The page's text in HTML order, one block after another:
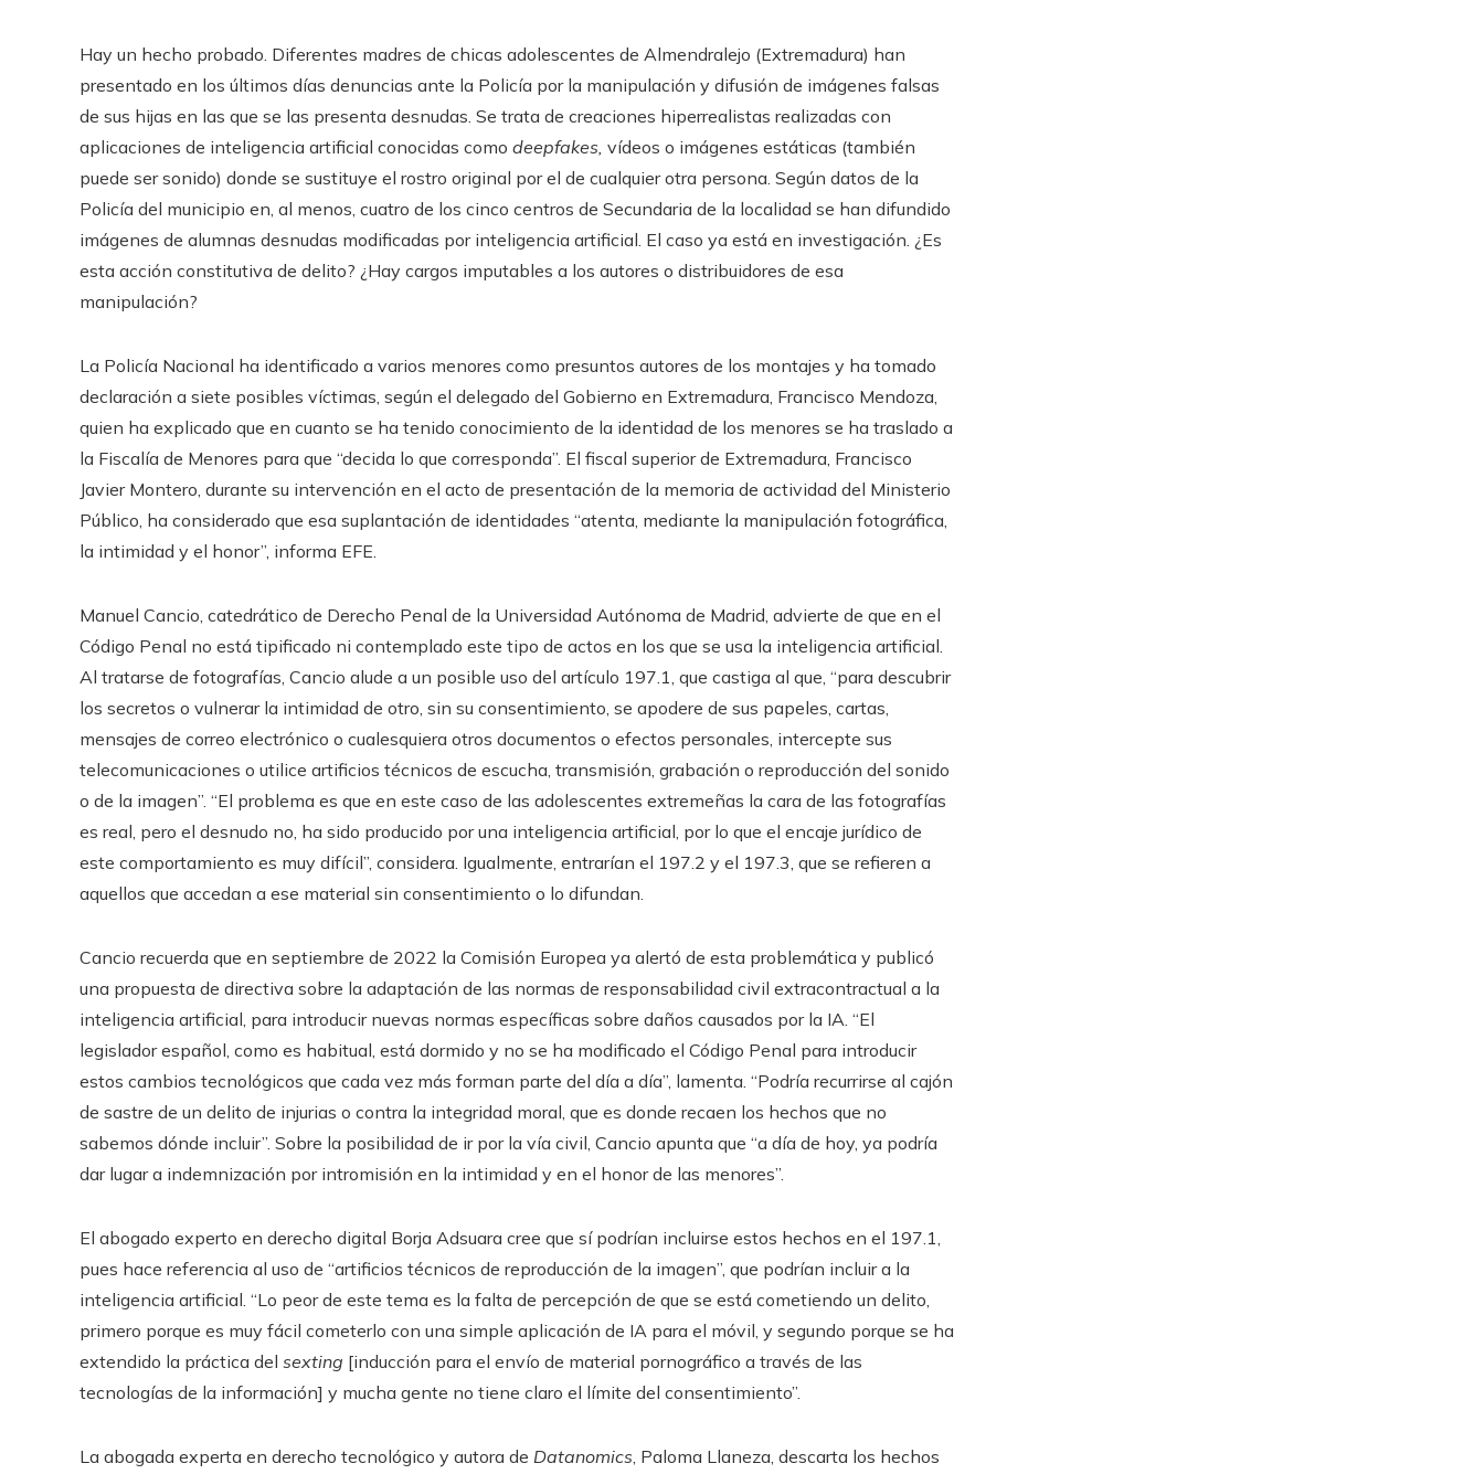
Hay un hecho probado. Diferentes madres de chicas adolescentes de Almendralejo (Extremadura) han
presentado en los últimos días denuncias ante la Policía por la manipulación y difusión de imágenes falsas
de sus hijas en las que se las presenta desnudas. Se trata de creaciones hiperrealistas realizadas con
aplicaciones de inteligencia artificial conocidas como deepfakes, vídeos o imágenes estáticas (también
puede ser sonido) donde se sustituye el rostro original por el de cualquier otra persona. Según datos de la
Policía del municipio en, al menos, cuatro de los cinco centros de Secundaria de la localidad se han difundido
imágenes de alumnas desnudas modificadas por inteligencia artificial. El caso ya está en investigación. ¿Es
esta acción constitutiva de delito? ¿Hay cargos imputables a los autores o distribuidores de esa
manipulación?
La Policía Nacional ha identificado a varios menores como presuntos autores de los montajes y ha tomado
declaración a siete posibles víctimas, según el delegado del Gobierno en Extremadura, Francisco Mendoza,
quien ha explicado que en cuanto se ha tenido conocimiento de la identidad de los menores se ha traslado a
la Fiscalía de Menores para que “decida lo que corresponda”. El fiscal superior de Extremadura, Francisco
Javier Montero, durante su intervención en el acto de presentación de la memoria de actividad del Ministerio
Público, ha considerado que esa suplantación de identidades “atenta, mediante la manipulación fotográfica,
la intimidad y el honor”, informa EFE.
Manuel Cancio, catedrático de Derecho Penal de la Universidad Autónoma de Madrid, advierte de que en el
Código Penal no está tipificado ni contemplado este tipo de actos en los que se usa la inteligencia artificial.
Al tratarse de fotografías, Cancio alude a un posible uso del artículo 197.1, que castiga al que, “para descubrir
los secretos o vulnerar la intimidad de otro, sin su consentimiento, se apodere de sus papeles, cartas,
mensajes de correo electrónico o cualesquiera otros documentos o efectos personales, intercepte sus
telecomunicaciones o utilice artificios técnicos de escucha, transmisión, grabación o reproducción del sonido
o de la imagen”. “El problema es que en este caso de las adolescentes extremeñas la cara de las fotografías
es real, pero el desnudo no, ha sido producido por una inteligencia artificial, por lo que el encaje jurídico de
este comportamiento es muy difícil”, considera. Igualmente, entrarían el 197.2 y el 197.3, que se refieren a
aquellos que accedan a ese material sin consentimiento o lo difundan.
Cancio recuerda que en septiembre de 2022 la Comisión Europea ya alertó de esta problemática y publicó
una propuesta de directiva sobre la adaptación de las normas de responsabilidad civil extracontractual a la
inteligencia artificial, para introducir nuevas normas específicas sobre daños causados por la IA. “El
legislador español, como es habitual, está dormido y no se ha modificado el Código Penal para introducir
estos cambios tecnológicos que cada vez más forman parte del día a día”, lamenta. “Podría recurrirse al cajón
de sastre de un delito de injurias o contra la integridad moral, que es donde recaen los hechos que no
sabemos dónde incluir”. Sobre la posibilidad de ir por la vía civil, Cancio apunta que “a día de hoy, ya podría
dar lugar a indemnización por intromisión en la intimidad y en el honor de las menores”.
El abogado experto en derecho digital Borja Adsuara cree que sí podrían incluirse estos hechos en el 197.1,
pues hace referencia al uso de “artificios técnicos de reproducción de la imagen”, que podrían incluir a la
inteligencia artificial. “Lo peor de este tema es la falta de percepción de que se está cometiendo un delito,
primero porque es muy fácil cometerlo con una simple aplicación de IA para el móvil, y segundo porque se ha
extendido la práctica del sexting [inducción para el envío de material pornográfico a través de las
tecnologías de la información] y mucha gente no tiene claro el límite del consentimiento”.
La abogada experta en derecho tecnológico y autora de Datanomics, Paloma Llaneza, descarta los hechos